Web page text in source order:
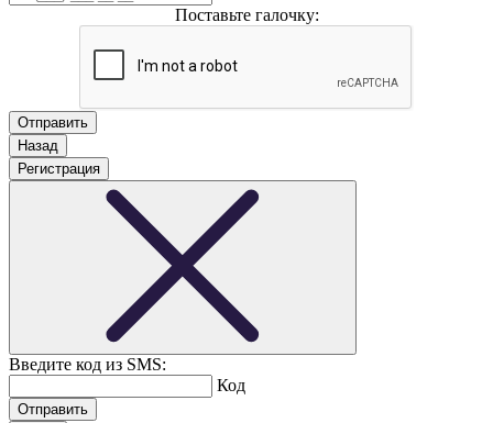
Поставьте галочку:
Назад
Регистрация
Введите код из SMS:
Код